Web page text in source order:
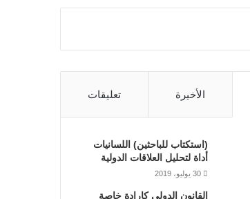
الأخيرة تعليقات
(استكتاب للباحثين) اللسانيات
أداة لتحليل العلاقات الدولية
30 يوليو، 2019
القانون الدولي كإرادة خاصة